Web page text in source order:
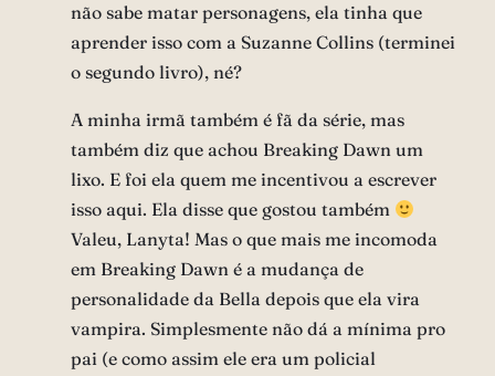
não sabe matar personagens, ela tinha que
aprender isso com a Suzanne Collins (terminei
o segundo livro), né?
A minha irmã também é fã da série, mas
também diz que achou Breaking Dawn um
lixo. E foi ela quem me incentivou a escrever
isso aqui. Ela disse que gostou também
Valeu, Lanyta! Mas o que mais me incomoda
em Breaking Dawn é a mudança de
personalidade da Bella depois que ela vira
vampira. Simplesmente não dá a mínima pro
pai (e como assim ele era um policial